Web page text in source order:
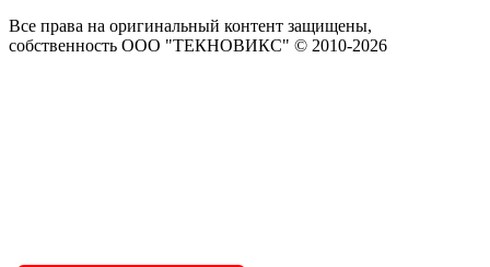
Все права на оригинальный контент защищены,
собственность ООО "ТЕКНОВИКС" © 2010-2026